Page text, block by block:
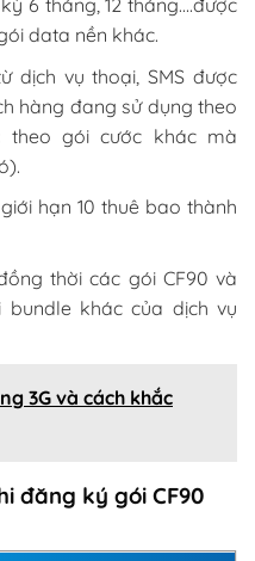
6 tháng, 12 tháng….được
data nền khác.
dịch vụ thoại, SMS được
hàng đang sử dụng theo
theo gói cước khác mà
hạn 10 thuê bao thành
thời các gói CF90 và
khác của dịch vụ
3G và cách khắc
đăng ký gói CF90